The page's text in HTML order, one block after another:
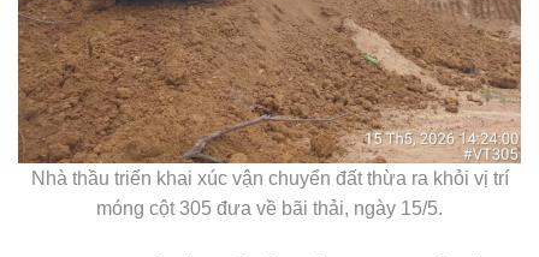
Nhà thầu triển khai xúc vận chuyển đất thừa ra khỏi vị trí
móng cột 305 đưa về bãi thải, ngày 15/5.